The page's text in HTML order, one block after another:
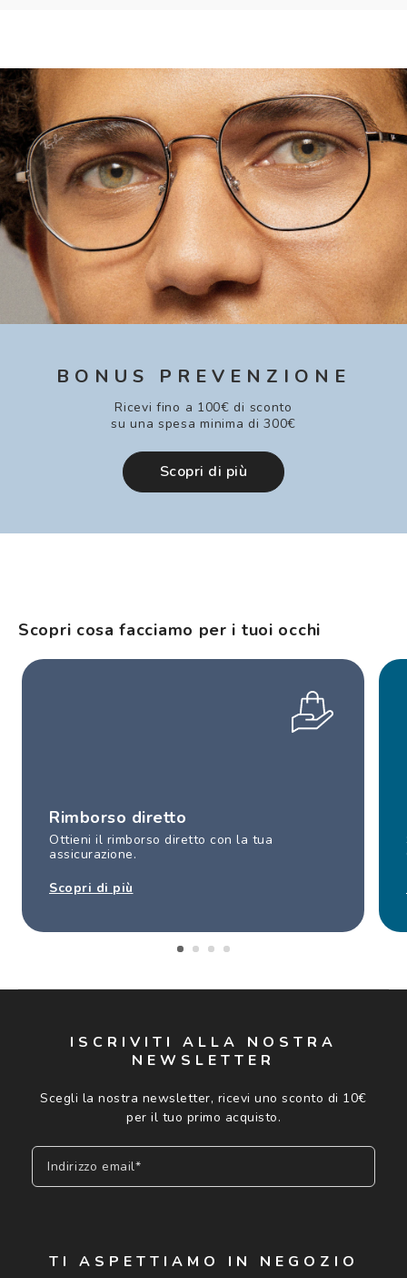
BONUS PREVENZIONE
Ricevi fino a 100€ di sconto
su una spesa minima di 300€
Scopri di più
Scopri cosa facciamo per i tuoi occhi
Rimborso diretto
Ottieni il rimborso diretto con la tua
assicurazione.
Scopri di più
ISCRIVITI ALLA NOSTRA
NEWSLETTER
Scegli la nostra newsletter, ricevi uno sconto di 10€
per il tuo primo acquisto.
Indirizzo email*
TI ASPETTIAMO IN NEGOZIO